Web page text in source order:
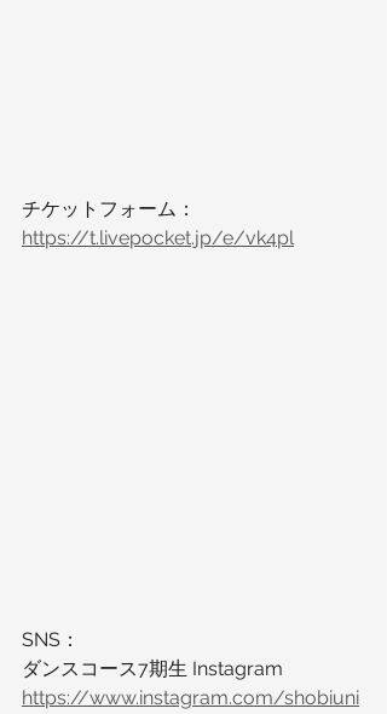
チケットフォーム：
https://t.livepocket.jp/e/vk4pl
SNS：
ダンスコース7期生 Instagram
https://www.instagram.com/shobiuni